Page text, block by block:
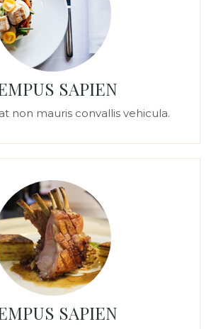
SAPIEN
non mauris convallis vehicula.
SAPIEN